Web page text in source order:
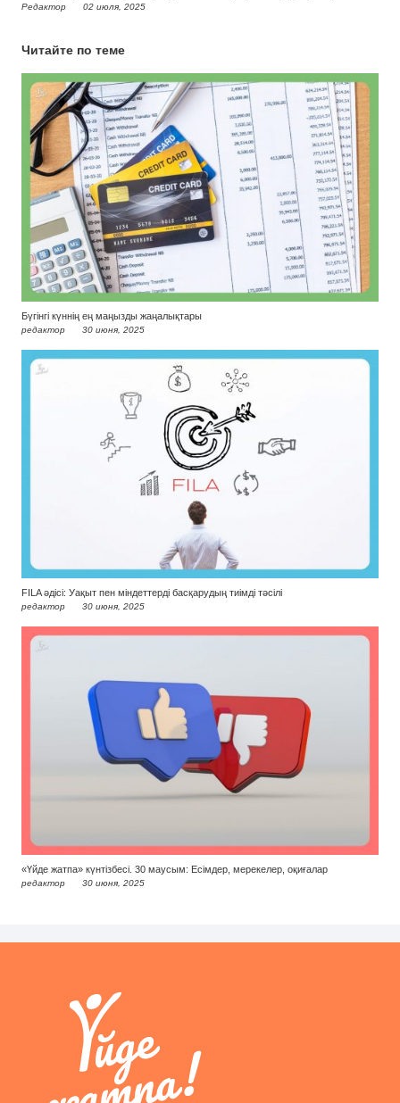
Редактор 02 июля, 2025
Читайте по теме
Бүгінгі күннің ең маңызды жаңалықтары
редактор 30 июня, 2025
FILA әдісі: Уақыт пен міндеттерді басқарудың тиімді тәсілі
редактор 30 июня, 2025
«Үйде жатпа» күнтізбесі. 30 маусым: Есімдер, мерекелер, оқиғалар
редактор 30 июня, 2025